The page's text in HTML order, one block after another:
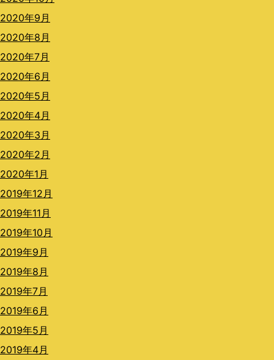
2020年9月
2020年8月
2020年7月
2020年6月
2020年5月
2020年4月
2020年3月
2020年2月
2020年1月
2019年12月
2019年11月
2019年10月
2019年9月
2019年8月
2019年7月
2019年6月
2019年5月
2019年4月